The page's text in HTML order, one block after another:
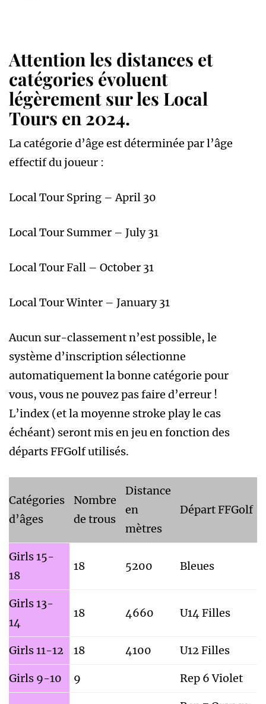
Attention les distances et
catégories évoluent
légèrement sur les Local
Tours en 2024.
La catégorie d’âge est déterminée par l’âge
effectif du joueur :
Local Tour Spring – April 30
Local Tour Summer – July 31
Local Tour Fall – October 31
Local Tour Winter – January 31
Aucun sur-classement n’est possible, le
système d’inscription sélectionne
automatiquement la bonne catégorie pour
vous, vous ne pouvez pas faire d’erreur !
L’index (et la moyenne stroke play le cas
échéant) seront mis en jeu en fonction des
départs FFGolf utilisés.
Catégories
d’âges
Nombre
de trous
Distance
en
mètres
Départ FFGolf
Girls 15-
18
18 5200 Bleues
Girls 13-
14
18 4660 U14 Filles
Girls 11-12 18 4100 U12 Filles
Girls 9-10 9 Rep 6 Violet